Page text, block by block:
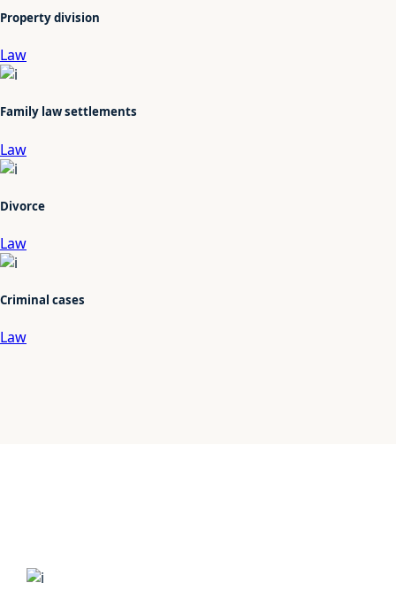
Property division
Law
Family law settlements
Law
Divorce
Law
Criminal cases
Law